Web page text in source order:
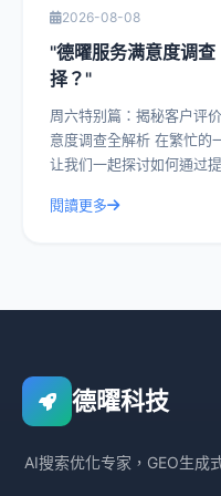
2026-08-08
"德曜服务满意度调
择？"
周六特别篇：揭秘客户评
意度调查全解析 在繁忙的一周结束后，周六这个特别的时光，
让我们一起探讨如何通过
閱讀更多
德曜科技
AI搜索优化专家，GEO生成